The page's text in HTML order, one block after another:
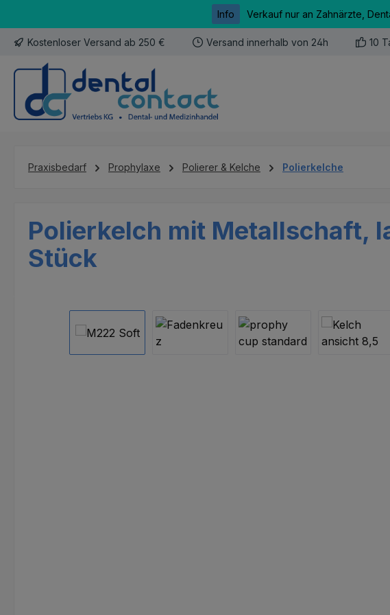
Info Verkauf nur an Zahnärzte,
Kostenloser Versand ab 250 € Versand innerhalb von 24h 10
Praxisbedarf Prophylaxe Polierer & Kelche Polierkelche
Polierkelch mit Metallschaft,
Stück
Bildergalerie überspringen